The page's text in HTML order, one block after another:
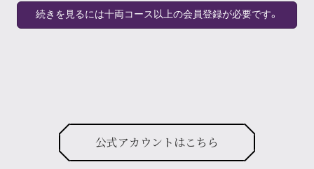
続きを見るには十両コース以上の会員登録が必要です。
公式アカウントはこちら